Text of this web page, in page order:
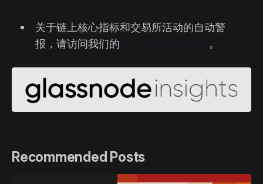
关于链上核心指标和交易所活动的自动警
报，请访问我们的
。
Recommended Posts